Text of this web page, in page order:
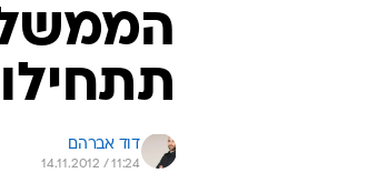
דוד אברהם
14.11.2012 / 11:24